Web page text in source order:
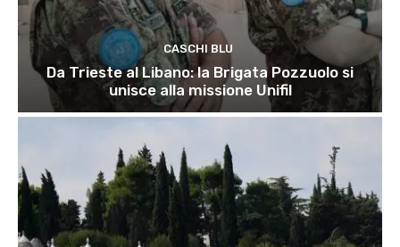
CASCHI BLU
Da Trieste al Libano: la Brigata Pozzuolo si
unisce alla missione Unifil